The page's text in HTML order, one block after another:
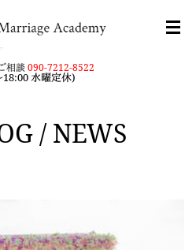
相談090-7212-8522
18:00 水曜定休)
/ NEWS